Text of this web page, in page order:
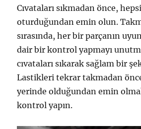
Cıvataları sıkmadan önce,
oturduğundan emin olun.
sırasında, her bir parçanın
dair bir kontrol yapmayı
cıvataları sıkarak sağlam bir
Lastikleri tekrar takmadan
yerinde olduğundan emin
kontrol yapın.